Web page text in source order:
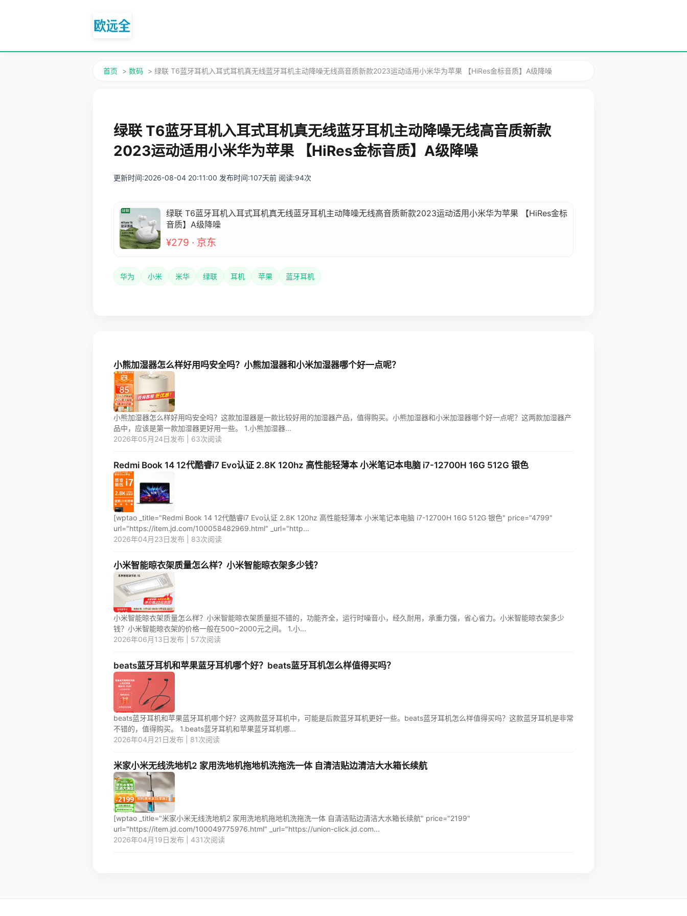
首页 > 数码 > 绿联 T6蓝牙耳机入耳式耳机真无线蓝牙耳机主动降噪无线高音质新款2023运动适用小米华为苹果 【HiRes金标音质】A级降噪
绿联 T6蓝牙耳机入耳式耳机真无线蓝牙耳机主动降噪无线高音质新款
2023运动适用小米华为苹果 【HiRes金标音质】A级降噪
更新时间:2026-08-04 20:11:00 发布时间:107天前 阅读:94次
绿联 T6蓝牙耳机入耳式耳机真无线蓝牙耳机主动降噪无线高音质新款2023运动适用小米华为苹果 【HiRes金标
音质】A级降噪
¥279 · 京东
华为 小米 米华 绿联 耳机 苹果 蓝牙耳机
小熊加湿器怎么样好用吗安全吗？小熊加湿器和小米加湿器哪个好一点呢？
小熊加湿器怎么样好用吗安全吗？这款加湿器是一款比较好用的加湿器产品，值得购买。小熊加湿器和小米加湿器哪个好一点呢？这两款加湿器产
品中，应该是第一款加湿器更好用一些。 1.小熊加湿器...
2026年05月24日发布 | 63次阅读
Redmi Book 14 12代酷睿i7 Evo认证 2.8K 120hz 高性能轻薄本 小米笔记本电脑 i7-12700H 16G 512G 银色
[wptao _title="Redmi Book 14 12代酷睿i7 Evo认证 2.8K 120hz 高性能轻薄本 小米笔记本电脑 i7-12700H 16G 512G 银色" price="4799"
url="https://item.jd.com/100058482969.html" _url="http...
2026年04月23日发布 | 83次阅读
小米智能晾衣架质量怎么样？小米智能晾衣架多少钱？
小米智能晾衣架质量怎么样？小米智能晾衣架质量挺不错的，功能齐全，运行时噪音小，经久耐用，承重力强，省心省力。小米智能晾衣架多少
钱？小米智能晾衣架的价格一般在500~2000元之间。 1.小...
2026年06月13日发布 | 57次阅读
beats蓝牙耳机和苹果蓝牙耳机哪个好？beats蓝牙耳机怎么样值得买吗？
beats蓝牙耳机和苹果蓝牙耳机哪个好？这两款蓝牙耳机中，可能是后款蓝牙耳机更好一些。beats蓝牙耳机怎么样值得买吗？这款蓝牙耳机是非常
不错的，值得购买。 1.beats蓝牙耳机和苹果蓝牙耳机哪...
2026年04月21日发布 | 81次阅读
米家小米无线洗地机2 家用洗地机拖地机洗拖洗一体 自清洁贴边清洁大水箱长续航
[wptao _title="米家小米无线洗地机2 家用洗地机拖地机洗拖洗一体 自清洁贴边清洁大水箱长续航" price="2199"
url="https://item.jd.com/100049775976.html" _url="https://union-click.jd.com...
2026年04月19日发布 | 431次阅读